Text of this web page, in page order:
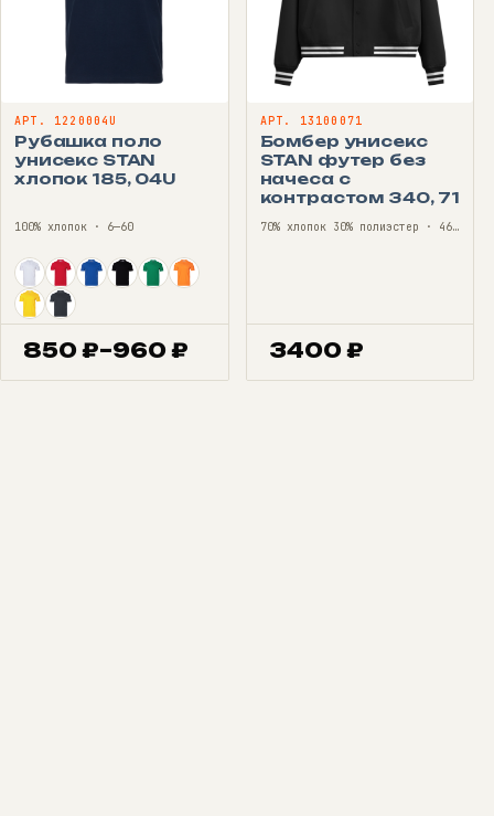
АРТ. 1220004U
Рубашка поло
унисекс STAN
хлопок 185, 04U
100% хлопок · 6—60
850 ₽–960 ₽
Диапазон
цен:
АРТ. 13100071
Бомбер унисекс
STAN футер без
начеса с
контрастом 340, 71
70% хлопок 30% полиэстер · 46—56
3400 ₽